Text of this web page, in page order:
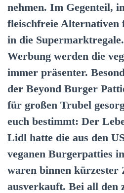
nehmen. Im Gegenteil,
fleischfreie Alternativen
in die
Werbung werden die
immer präsenter.
der Beyond Burger
für großen Trubel
euch bestimmt: Der
Lidl hatte die aus den
veganen Burgerpatties
waren binnen kürzester
ausverkauft. Bei all den